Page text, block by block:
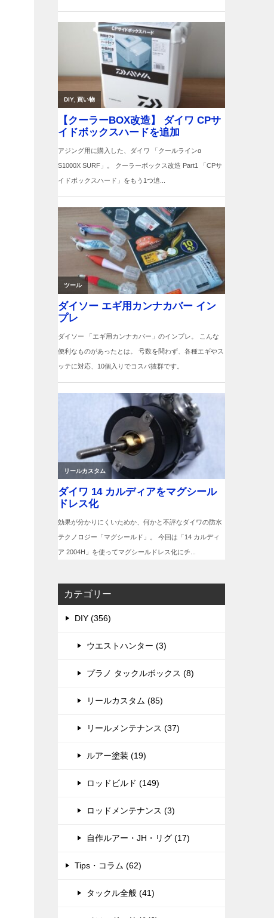
カテゴリー
DIY (356)
ウエストハンター (3)
プラノ タックルボックス (8)
リールカスタム (85)
リールメンテナンス (37)
ルアー塗装 (19)
ロッドビルド (149)
ロッドメンテナンス (3)
自作ルアー・JH・リグ (17)
Tips・コラム (62)
タックル全般 (41)